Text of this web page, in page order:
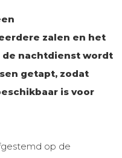
zalen en het
nachtdienst wordt
getapt, zodat
is voor
op de